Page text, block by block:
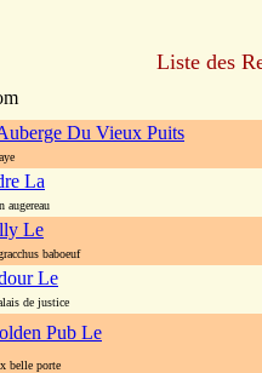
Liste des
Du Vieux Puits
La
augereau
Le
baboeuf
Le
de justice
Pub Le
belle porte